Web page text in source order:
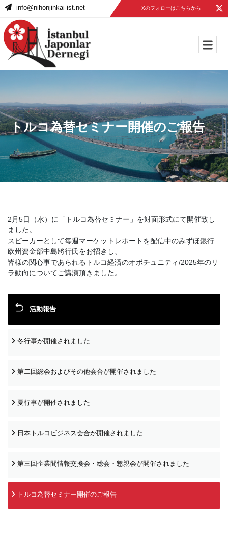
info@nihonjinkai-ist.net Xのフォローはこちらから
トルコ為替セミナー開催のご報告
2月5日（水）に「トルコ為替セミナー」を対面形式にて開催致し
ました。
スピーカーとして毎週マーケットレポートを配信中のみずほ銀行
欧州資金部中島將行氏をお招きし、
皆様の関心事であられるトルコ経済のオポチュニティ/2025年のリ
ラ動向についてご講演頂きました。
活動報告
冬行事が開催されました
第二回総会およびその他会合が開催されました
夏行事が開催されました
日本トルコビジネス会合が開催されました
第三回企業間情報交換会・総会・懇親会が開催されました
トルコ為替セミナー開催のご報告